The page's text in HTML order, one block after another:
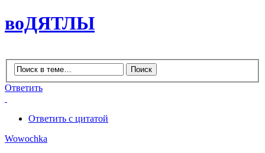
воДЯТЛЫ
Ответить
Ответить с цитатой
Wowochka